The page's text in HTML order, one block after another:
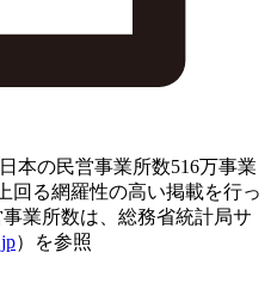
本の民営事業所数516万事業
回る網羅性の高い掲載を行っ
業所数は、総務省統計局サ
）を参照